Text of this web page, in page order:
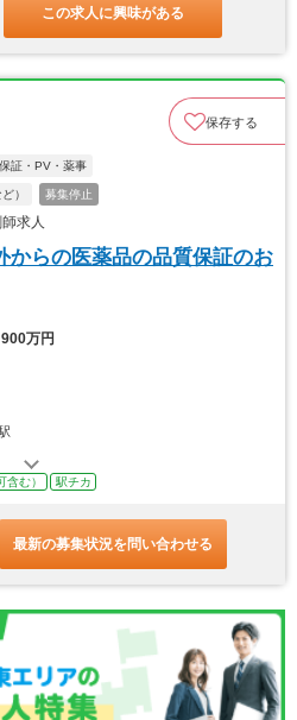
この求人に興味がある
保存する
証・PV・薬事
） 募集停止
求人
からの医薬品の品質保証のお
万円
含む） 駅チカ
最新の募集状況を問い合わせる